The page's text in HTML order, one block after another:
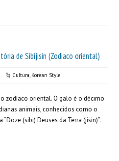
de Sibijisin (Zodiaco oriental)
Cultura, Korean Style
o zodíaco oriental. O galo é o décimo
animais, conhecidos como o
(sibi) Deuses da Terra (jisin)”.